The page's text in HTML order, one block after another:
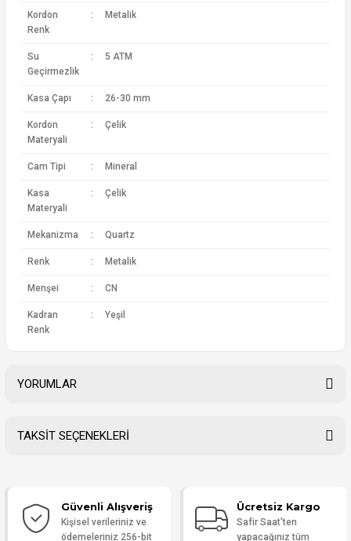
Kordon
Renk
: Metalik
Su
Geçirmezlik
: 5 ATM
Kasa Çapı : 26-30 mm
Kordon
Materyali
: Çelik
Cam Tipi : Mineral
Kasa
Materyali
: Çelik
Mekanizma : Quartz
Renk : Metalik
Menşei : CN
Kadran
Renk
: Yeşil
YORUMLAR
Yorum Yaz
TAKSİT SEÇENEKLERİ
Güvenli Alışveriş
Kişisel verileriniz ve
ödemeleriniz 256-bit
Ücretsiz Kargo
Safir Saat'ten
yapacağınız tüm